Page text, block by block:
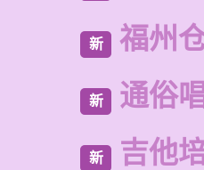
新 福州
新 通俗
新 吉他